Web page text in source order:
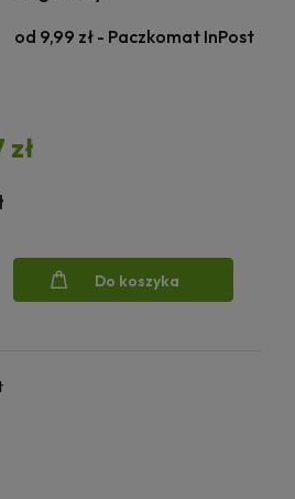
od 9,99 zł - Paczkomat InPost
zł
Do koszyka